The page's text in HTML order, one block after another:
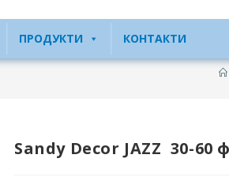
ПРОДУКТИ КОНТАКТИ
Sandy Decor JAZZ 30-60